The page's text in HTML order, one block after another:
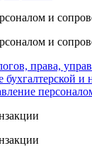
и
и
права,
и